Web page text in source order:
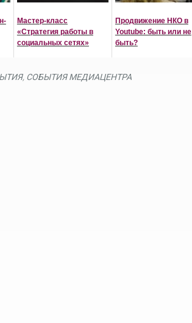
Мастер-класс
«Стратегия работы в
социальных сетях»
Продвижение НКО в
Youtube: быть или не
быть?
, СОБЫТИЯ МЕДИАЦЕНТРА